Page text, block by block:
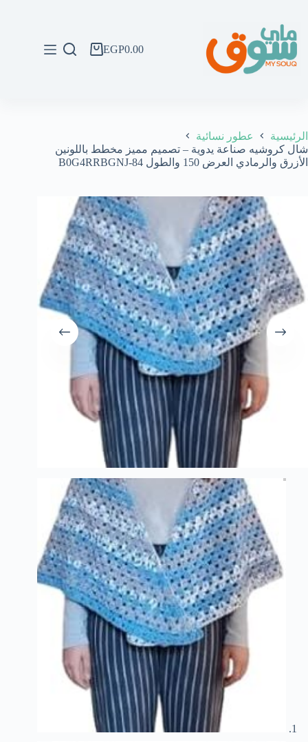
المحتوى
عربةEGP0.00
الرئيسية
عطور نسائية
شال كروشيه صناعة يدوية – تصميم مميز مخطط باللونين
الأزرق والرمادي العرض 150 والطول 84-B0G4RRBGNJ